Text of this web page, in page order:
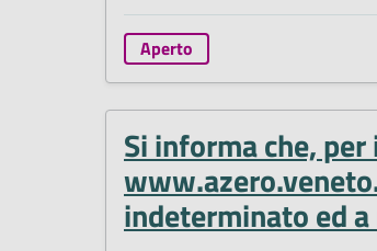
Aperto
Si informa che,
indeterminato ed